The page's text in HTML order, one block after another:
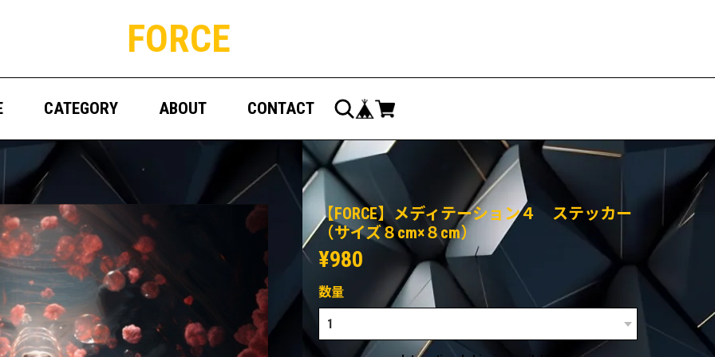
FORCE
CATEGORY ABOUT CONTACT
【FORCE】メディテーション４ ステッカー
（サイズ８cm×８cm）
¥980
数量